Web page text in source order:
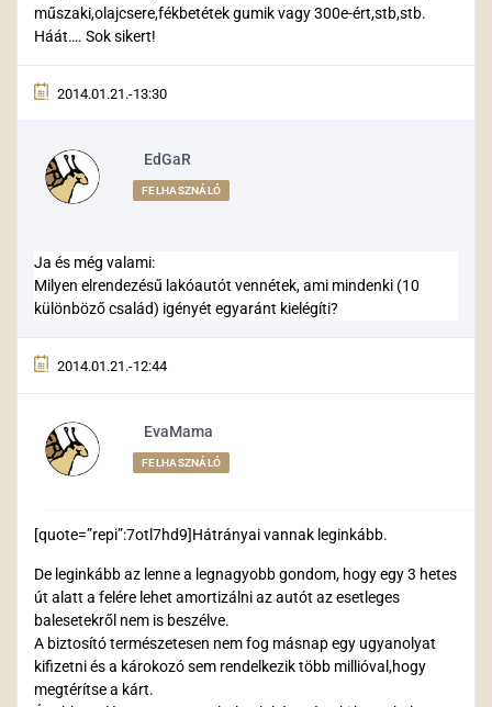
műszaki,olajcsere,fékbetétek gumik vagy 300e-ért,stb,stb.
Háát…. Sok sikert!
2014.01.21.-13:30
EdGaR
FELHASZNÁLÓ
Ja és még valami:
Milyen elrendezésű lakóautót vennétek, ami mindenki (10
különböző család) igényét egyaránt kielégíti?
2014.01.21.-12:44
EvaMama
FELHASZNÁLÓ
[quote=”repi”:7otl7hd9]Hátrányai vannak leginkább.
De leginkább az lenne a legnagyobb gondom, hogy egy 3 hetes
út alatt a felére lehet amortizálni az autót az esetleges
balesetekről nem is beszélve.
A biztosító természetesen nem fog másnap egy ugyanolyat
kifizetni és a károkozó sem rendelkezik több millióval,hogy
megtérítse a kárt.